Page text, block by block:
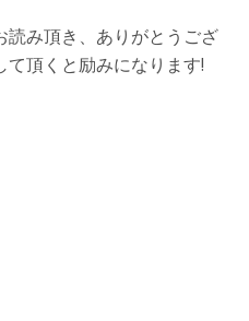
み頂き、ありがとうござ
頂くと励みになります!